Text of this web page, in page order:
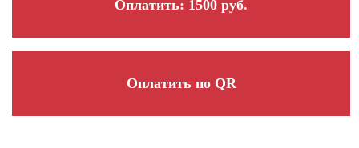
Оплатить: 1500 руб.
Оплатить по QR